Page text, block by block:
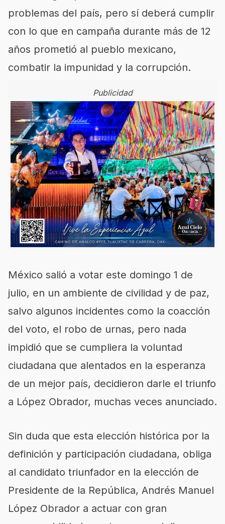
problemas del país, pero sí deberá cumplir
con lo que en campaña durante más de 12
años prometió al pueblo mexicano,
combatir la impunidad y la corrupción.
Publicidad
México salió a votar este domingo 1 de
julio, en un ambiente de civilidad y de paz,
salvo algunos incidentes como la coacción
del voto, el robo de urnas, pero nada
impidió que se cumpliera la voluntad
ciudadana que alentados en la esperanza
de un mejor país, decidieron darle el triunfo
a López Obrador, muchas veces anunciado.
Sin duda que esta elección histórica por la
definición y participación ciudadana, obliga
al candidato triunfador en la elección de
Presidente de la República, Andrés Manuel
López Obrador a actuar con gran